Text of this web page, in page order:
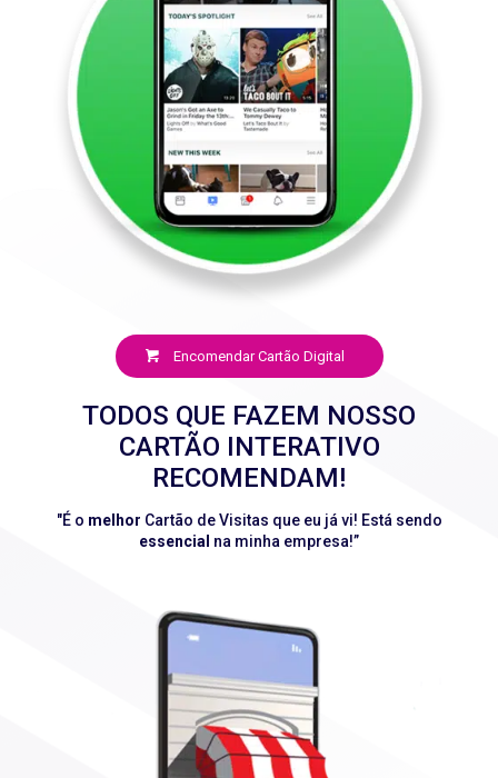
Encomendar Cartão Digital
TODOS QUE FAZEM NOSSO
CARTÃO INTERATIVO
RECOMENDAM!
"É o melhor Cartão de Visitas que eu já vi! Está sendo
essencial na minha empresa!”